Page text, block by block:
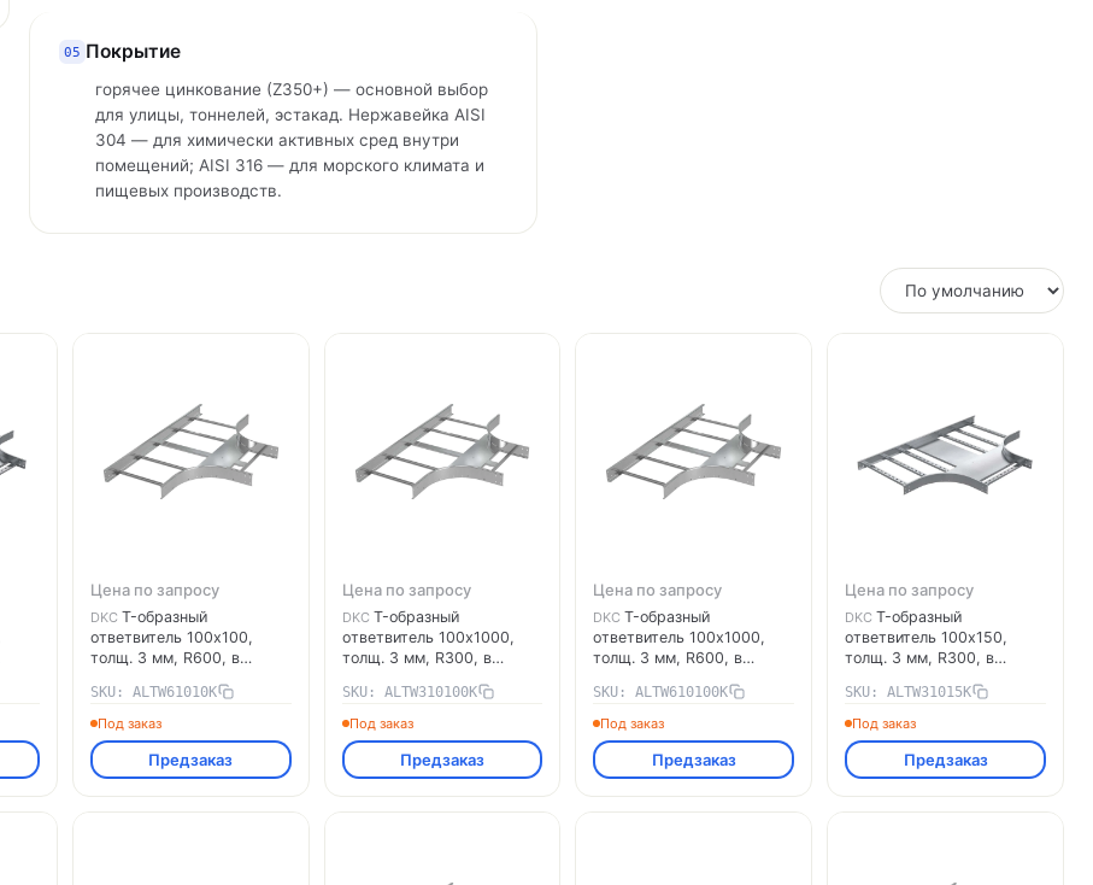
05 Покрытие
горячее цинкование (Z350+) — основной выбор
для улицы, тоннелей, эстакад. Нержавейка AISI
304 — для химически активных сред внутри
помещений; AISI 316 — для морского климата и
пищевых производств.
Цена по запросу
DKC T-образный
ответвитель 100х100,
толщ. 3 мм, R600, в
элементами,
необходимыми для
монтажа, алюминий
ALTW61010K DKC
SKU: ALTW61010K
Под заказ
Предзаказ
Цена по запросу
DKC T-образный
ответвитель 100х1000,
толщ. 3 мм, R300, в
элементами,
необходимыми для
монтажа, алюминий
ALTW310100K DKC
SKU: ALTW310100K
Под заказ
Предзаказ
Цена по запросу
DKCT-образный
ответвитель 100х1000,
толщ. 3 мм, R600, в
элементами,
необходимыми для
монтажа, алюминий
ALTW610100K DKC
SKU: ALTW610100K
Под заказ
Предзаказ
Цена по запросу
DKCT-образный
ответвитель 100х150,
толщ. 3 мм, R300, в
элементами,
необходимыми для
монтажа, алюминий
ALTW31015K DKC
SKU: ALTW31015K
Под заказ
Предзаказ